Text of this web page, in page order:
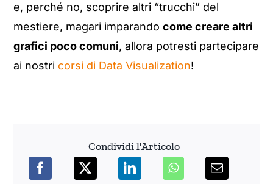
e, perché no, scoprire altri “trucchi” del
mestiere, magari imparandocome creare altri
grafici poco comuni, allora potresti partecipare
ai nostri corsi di Data Visualization!
Condividi l'Articolo